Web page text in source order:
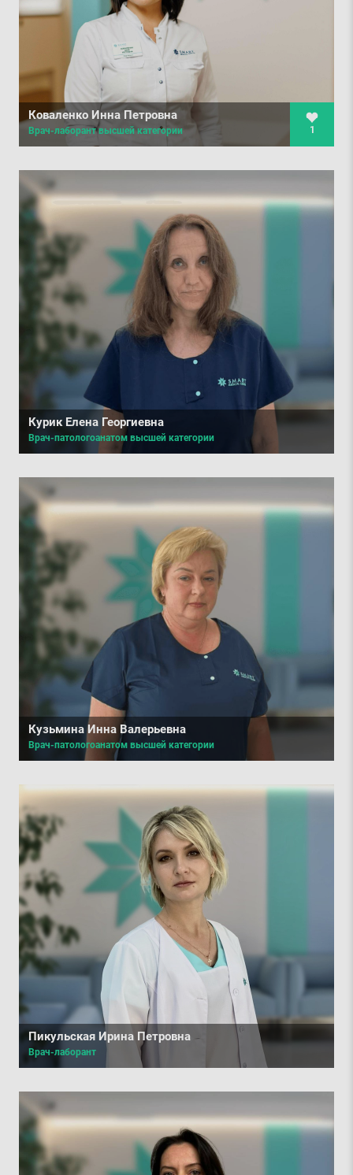
1
Коваленко Инна Петровна
Врач-лаборант высшей категории
Курик Елена Георгиевна
Врач-патологоанатом высшей категории
Кузьмина Инна Валерьевна
Врач-патологоанатом высшей категории
Пикульская Ирина Петровна
Врач-лаборант